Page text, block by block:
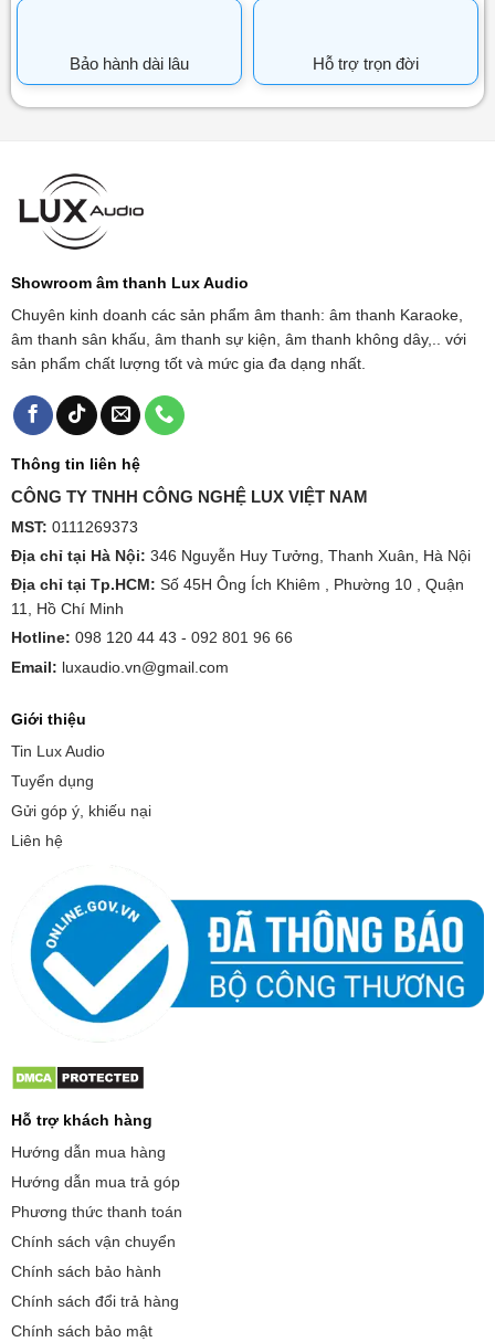
Bảo hành dài lâu Hỗ trợ trọn đời
Showroom âm thanh Lux Audio
Chuyên kinh doanh các sản phẩm âm thanh: âm thanh Karaoke,
âm thanh sân khấu, âm thanh sự kiện, âm thanh không dây,.. với
sản phẩm chất lượng tốt và mức gia đa dạng nhất.
Thông tin liên hệ
CÔNG TY TNHH CÔNG NGHỆ LUX VIỆT NAM
MST: 0111269373
Địa chỉ tại Hà Nội: 346 Nguyễn Huy Tưởng, Thanh Xuân, Hà Nội
Địa chỉ tại Tp.HCM: Số 45H Ông Ích Khiêm , Phường 10 , Quận
11, Hồ Chí Minh
Hotline: 098 120 44 43 - 092 801 96 66
Email: luxaudio.vn@gmail.com
Giới thiệu
Tin Lux Audio
Tuyển dụng
Gửi góp ý, khiếu nại
Liên hệ
Hỗ trợ khách hàng
Hướng dẫn mua hàng
Hướng dẫn mua trả góp
Phương thức thanh toán
Chính sách vận chuyển
Chính sách bảo hành
Chính sách đổi trả hàng
Chính sách bảo mật